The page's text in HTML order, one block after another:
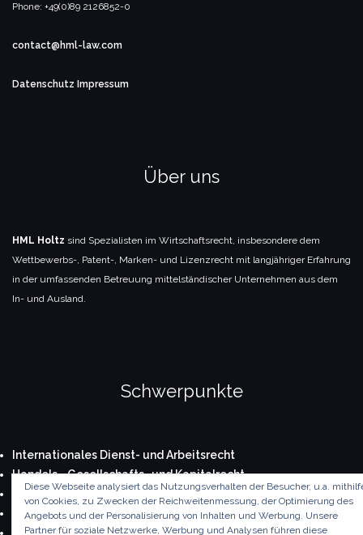
Phone: +49(0)89 2126852-0
contact@hml-law.com
Datenschutz Impressum
Über uns
HML Holtz sind Spezialisten im Wirtschaftsrecht, insbesondere dem
Wettbewerbs-, Patent-, Marken- und Lizenzrecht mit langjähriger Erfahrung
in der umfassenden Betreuung mittelständischer Unternehmen aus dem
In- und Ausland.
Schwerpunkte
Internationales Dienst- und Arbeitsrecht
Handels-, Gesellschafts- und Kapitalrecht
Immobilienrecht und Real Estate-Beratung
Patent- und Markenrecht
Diese Webseite analysiert das Nutzungsverhalten der Besucher, u.a.
von Cookies, zu Zwecken der Reichweitenmessung, der Optimierung des
Angebots und der Personalisierung von Inhalten und Werbung. Unsere
Partner für soziale Netzwerke, Werbung und Analysen führen diese